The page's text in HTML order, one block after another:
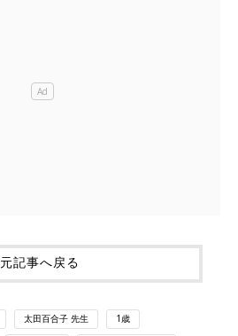
元記事へ戻る
太田百合子 先生 1歳